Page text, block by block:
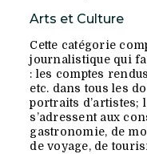
Arts et Culture
Cette catégorie
journalistique qui
: les comptes
etc. dans tous les
portraits d’artistes;
s’adressent aux
gastronomie, de
de voyage, de